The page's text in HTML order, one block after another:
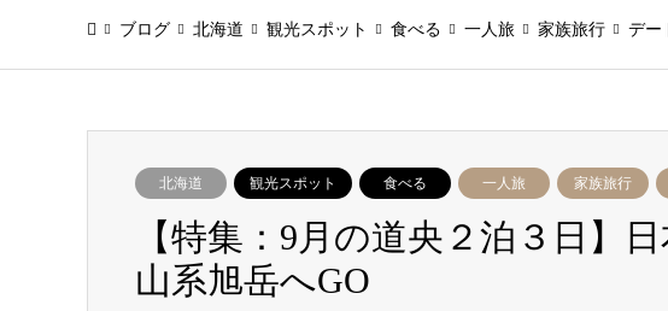
ブログ 北海道 観光スポット 食べる 一人旅 家族旅行 デー
北海道 観光スポット 食べる 一人旅 家族旅行
【特集：9月の道央２泊３日】
山系旭岳へGO